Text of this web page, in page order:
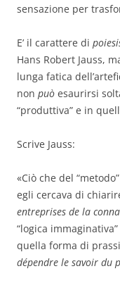
sensazione per
E’ il carattere di
Hans Robert Jauss,
lunga fatica
non può esaurirsi
“produttiva” e in
Scrive Jauss:
«Ciò che del
egli cercava di
entreprises de la
“logica
quella forma di
dépendre le savoir du